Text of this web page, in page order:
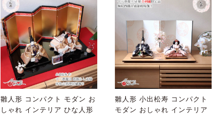
雛人形 コンパクト モダン お
しゃれ インテリア ひな人形
雛人形 小出松寿 コンパクト
モダン おしゃれ インテリア